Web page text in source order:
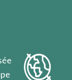
des